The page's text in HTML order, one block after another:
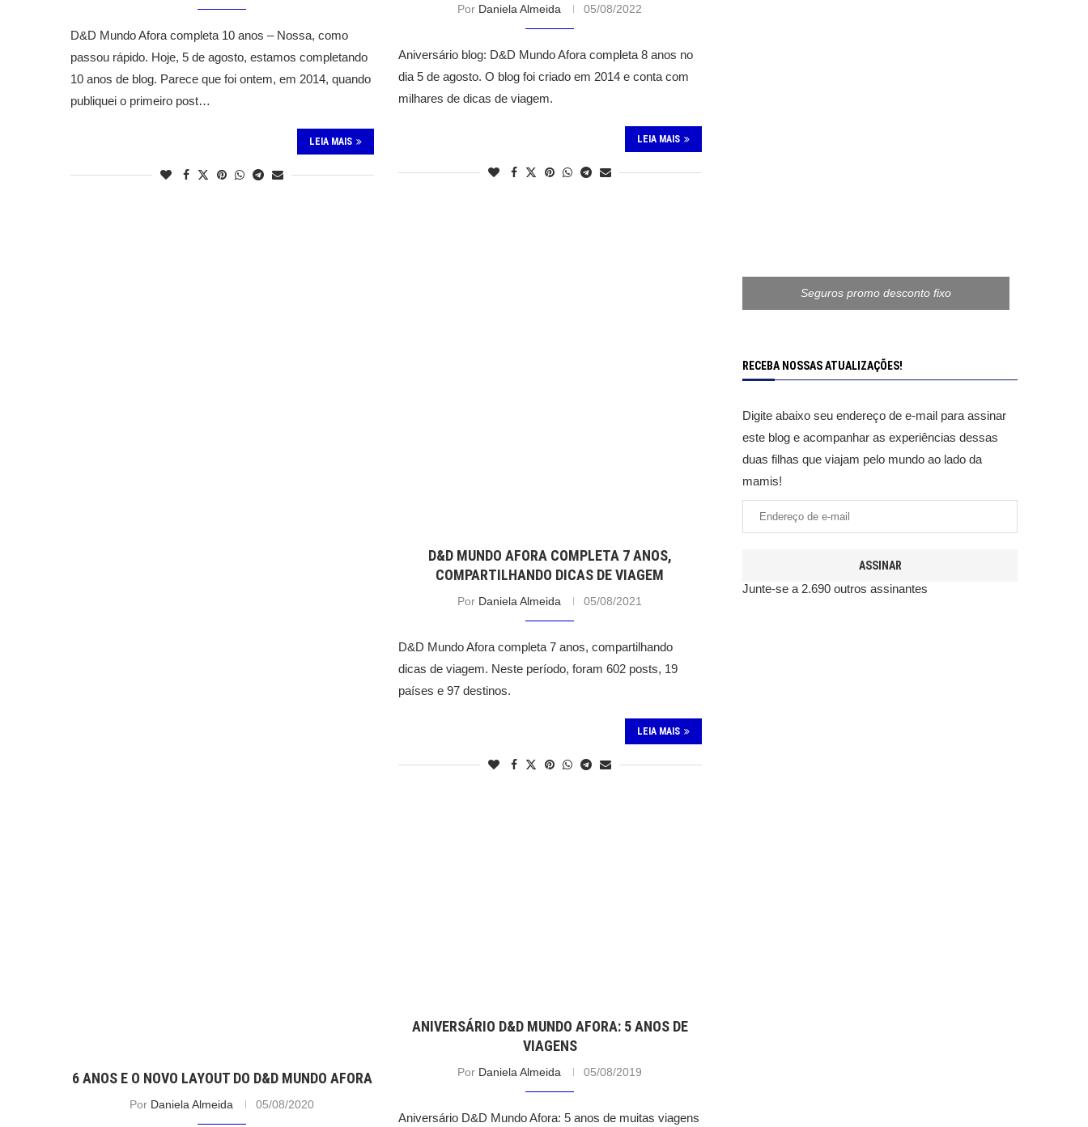
D&D Mundo Afora completa 10 anos – Nossa, como
passou rápido. Hoje, 5 de agosto, estamos completando
10 anos de blog. Parece que foi ontem, em 2014, quando
publiquei o primeiro post…
LEIA MAIS
Por Daniela Almeida 05/08/2022
Aniversário blog: D&D Mundo Afora completa 8 anos no
dia 5 de agosto. O blog foi criado em 2014 e conta com
milhares de dicas de viagem.
LEIA MAIS
D&D MUNDO AFORA COMPLETA 7 ANOS,
COMPARTILHANDO DICAS DE VIAGEM
Por Daniela Almeida 05/08/2021
D&D Mundo Afora completa 7 anos, compartilhando
dicas de viagem. Neste período, foram 602 posts, 19
países e 97 destinos.
LEIA MAIS
6 ANOS E O NOVO LAYOUT DO D&D MUNDO AFORA
Por Daniela Almeida 05/08/2020
ANIVERSÁRIO D&D MUNDO AFORA: 5 ANOS DE
VIAGENS
Por Daniela Almeida 05/08/2019
Aniversário D&D Mundo Afora: 5 anos de muitas viagens
Seguros promo desconto fixo
RECEBA NOSSAS ATUALIZAÇÕES!
Digite abaixo seu endereço de e-mail para assinar
este blog e acompanhar as experiências dessas
duas filhas que viajam pelo mundo ao lado da
mamis!
ASSINAR
Junte-se a 2.690 outros assinantes